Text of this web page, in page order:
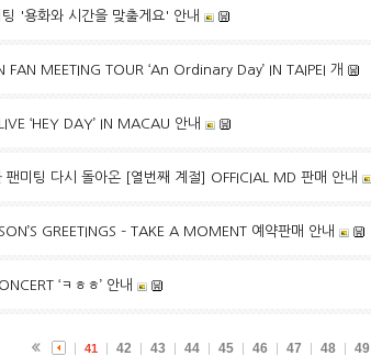
'용화와 시간을 맞출게요' 안내
MEETING TOUR ‘An Ordinary Day’ IN TAIPEI 개
‘HEY DAY’ IN MACAU 안내
미팅 다시 돌아온 [열번째 계절] OFFICIAL MD 판매 안내
GREETINGS – TAKE A MOMENT 예약판매 안내
‘ㅋㅎㅎ’ 안내
41 42 43 44 45 46 47 48 49